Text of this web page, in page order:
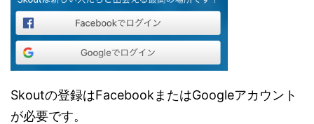
Skoutの登録はFacebookまたはGoogleアカウント
が必要です。